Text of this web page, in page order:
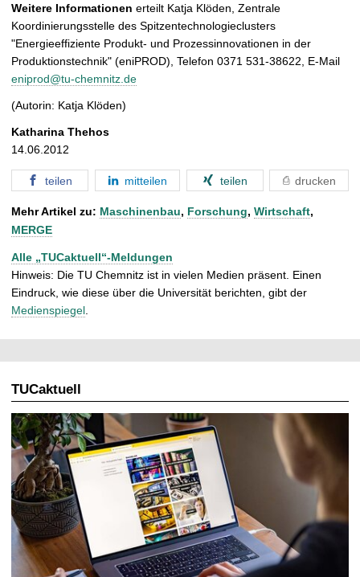
Weitere Informationen erteilt Katja Klöden, Zentrale
Koordinierungsstelle des Spitzentechnologieclusters
"Energieeffiziente Produkt- und Prozessinnovationen in der
Produktionstechnik" (eniPROD), Telefon 0371 531-38622, E-Mail
eniprod@tu-chemnitz.de
(Autorin: Katja Klöden)
Katharina Thehos
14.06.2012
teilen mitteilen teilen drucken
Mehr Artikel zu: Maschinenbau, Forschung, Wirtschaft,
MERGE
Alle „TUCaktuell“-Meldungen
Hinweis: Die TU Chemnitz ist in vielen Medien präsent. Einen
Eindruck, wie diese über die Universität berichten, gibt der
Medienspiegel.
TUCaktuell